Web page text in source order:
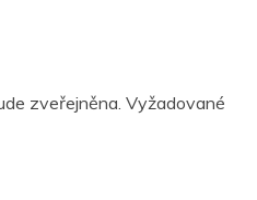
zveřejněna. Vyžadované